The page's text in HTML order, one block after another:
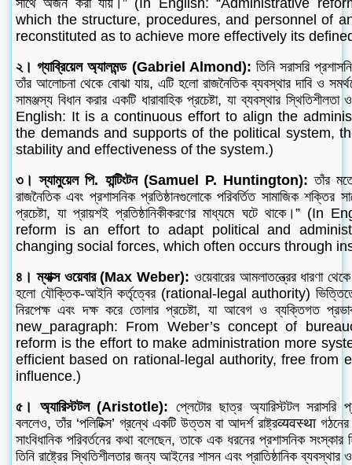
which the structure, procedures, and personnel of
reconstituted as to achieve more effectively its
২। গ্যাব্রিয়েল অ্যালমন্ড (Gabriel Almond): তিনি সরাসরি
তাঁর আলোচনা থেকে বোঝা যায়, এটি হলো রাজনৈতিক ব্যবস্থার দাবি ও
সামঞ্জস্য বিধান করার একটি ধারাবাহিক প্রচেষ্টা, যা ব্যবস্থার
English: It is a continuous effort to align the
the demands and supports of the political system,
stability and effectiveness of the system.)
৩। স্যামুয়েল পি. হান্টিংটন (Samuel P. Huntington): তাঁর
রাজনৈতিক এবং প্রশাসনিক প্রতিষ্ঠানগুলোকে পরিবর্তিত সামাজিক শক্তির
প্রচেষ্টা, যা প্রায়শই প্রতিষ্ঠানিকীকরণের মাধ্যমে ঘটে থাকে।”
reform is an effort to adapt political and
changing social forces, which often occurs through
৪। ম্যাক্স ওয়েবার (Max Weber): ওয়েবারের আমলাতন্ত্রের ধারণা
হলো যৌক্তিক-আইনি কর্তৃত্বের (rational-legal authority) ভিত্তিতে
নিরপেক্ষ এবং দক্ষ করে তোলার প্রচেষ্টা, যা আবেগ ও ব্যক্তিগত
new_paragraph: From Weber’s concept of
reform is the effort to make administration more
efficient based on rational-legal authority, free from
influence.)
৫। অ্যারিস্টটল (Aristotle): প্লেটোর ছাত্র অ্যারিস্টটল সরাসরি
বললেও, তাঁর ‘পলিটিক্স’ গ্রন্থে একটি উত্তম বা আদর্শ রাষ্ট্রव्यवस्था
সাংবিধানিক পরিবর্তনের কথা বলেছেন, তাকে এক ধরনের প্রশাসনিক
তিনি রাষ্ট্রের স্থিতিশীলতার জন্য আইনের শাসন এবং প্রাতিষ্ঠানিক